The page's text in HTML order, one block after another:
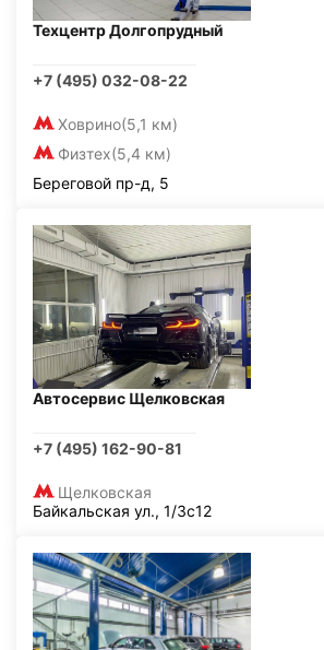
Техцентр Долгопрудный
+7 (495) 032-08-22
Ховрино(5,1 км)
Физтех(5,4 км)
Береговой пр-д, 5
Автосервис Щелковская
+7 (495) 162-90-81
Щелковская
Байкальская ул., 1/3с12